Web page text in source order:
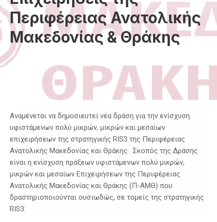
Περιφέρειας Ανατολικής
Μακεδονίας & Θράκης
Αναμένεται να δημοσιευτεί νέα δράση για την ενίσχυση
υφιστάμενων πολύ μικρών, μικρών και μεσαίων
επιχειρήσεων της στρατηγικής RIS3 της Περιφέρειας
Ανατολικής Μακεδονίας και Θράκης. Σκοπός της Δράσης
είναι η ενίσχυση πράξεων υφιστάμενων πολύ μικρών,
μικρών και μεσαίων Επιχειρήσεων της Περιφέρειας
Ανατολικής Μακεδονίας και Θράκης (Π-ΑΜΘ) που
δραστηριοποιούνται ουσιωδώς, σε τομείς της στρατηγικής
RIS3: